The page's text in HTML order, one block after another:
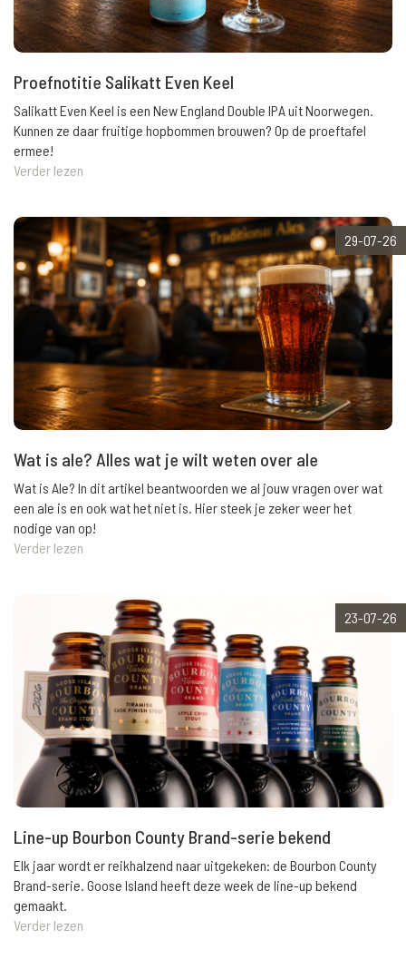
Proefnotitie Salikatt Even Keel
Salikatt Even Keel is een New England Double IPA uit Noorwegen.
Kunnen ze daar fruitige hopbommen brouwen? Op de proeftafel
ermee!
Verder lezen
29-07-26
Wat is ale? Alles wat je wilt weten over ale
Wat is Ale? In dit artikel beantwoorden we al jouw vragen over wat
een ale is en ook wat het niet is. Hier steek je zeker weer het
nodige van op!
Verder lezen
23-07-26
Line-up Bourbon County Brand-serie bekend
Elk jaar wordt er reikhalzend naar uitgekeken: de Bourbon County
Brand-serie. Goose Island heeft deze week de line-up bekend
gemaakt.
Verder lezen